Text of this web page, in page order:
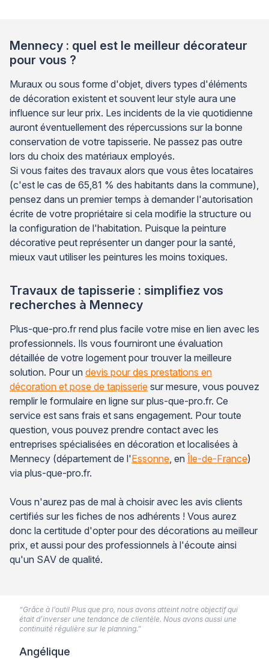
Mennecy : quel est le meilleur décorateur
pour vous ?
Muraux ou sous forme d'objet, divers types d'éléments
de décoration existent et souvent leur style aura une
influence sur leur prix. Les incidents de la vie quotidienne
auront éventuellement des répercussions sur la bonne
conservation de votre tapisserie. Ne passez pas outre
lors du choix des matériaux employés.
Si vous faites des travaux alors que vous êtes locataires
(c'est le cas de 65,81 % des habitants dans la commune),
pensez dans un premier temps à demander l'autorisation
écrite de votre propriétaire si cela modifie la structure ou
la configuration de l'habitation. Puisque la peinture
décorative peut représenter un danger pour la santé,
mieux vaut utiliser les peintures les moins toxiques.
Travaux de tapisserie : simplifiez vos
recherches à Mennecy
Plus-que-pro.fr rend plus facile votre mise en lien avec les
professionnels. Ils vous fourniront une évaluation
détaillée de votre logement pour trouver la meilleure
solution. Pour un devis pour des prestations en
décoration et pose de tapisserie sur mesure, vous pouvez
remplir le formulaire en ligne sur plus-que-pro.fr. Ce
service est sans frais et sans engagement. Pour toute
question, vous pouvez prendre contact avec les
entreprises spécialisées en décoration et localisées à
Mennecy (département de l'Essonne, en Île-de-France)
via plus-que-pro.fr.
Vous n'aurez pas de mal à choisir avec les avis clients
certifiés sur les fiches de nos adhérents ! Vous aurez
donc la certitude d'opter pour des décorations au meilleur
prix, et aussi pour des professionnels à l'écoute ainsi
qu'un SAV de qualité.
“Grâce à l’outil Plus que pro, nous avons atteint notre objectif qui
était d’inverser une tendance de clientèle. Nous avons aussi une
continuité régulière sur le planning.”
Angélique